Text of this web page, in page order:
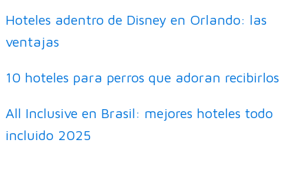
Hoteles adentro de Disney en Orlando: las
ventajas
10 hoteles para perros que adoran recibirlos
All Inclusive en Brasil: mejores hoteles todo
incluido 2025